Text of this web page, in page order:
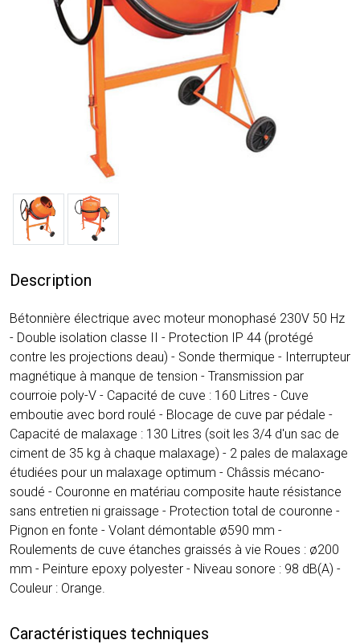
Description
Bétonnière électrique avec moteur monophasé 230V 50 Hz
- Double isolation classe II - Protection IP 44 (protégé
contre les projections deau) - Sonde thermique - Interrupteur
magnétique à manque de tension - Transmission par
courroie poly-V - Capacité de cuve : 160 Litres - Cuve
emboutie avec bord roulé - Blocage de cuve par pédale -
Capacité de malaxage : 130 Litres (soit les 3/4 d'un sac de
ciment de 35 kg à chaque malaxage) - 2 pales de malaxage
étudiées pour un malaxage optimum - Châssis mécano-
soudé - Couronne en matériau composite haute résistance
sans entretien ni graissage - Protection total de couronne -
Pignon en fonte - Volant démontable ø590 mm -
Roulements de cuve étanches graissés à vie Roues : ø200
mm - Peinture epoxy polyester - Niveau sonore : 98 dB(A) -
Couleur : Orange.
Caractéristiques techniques